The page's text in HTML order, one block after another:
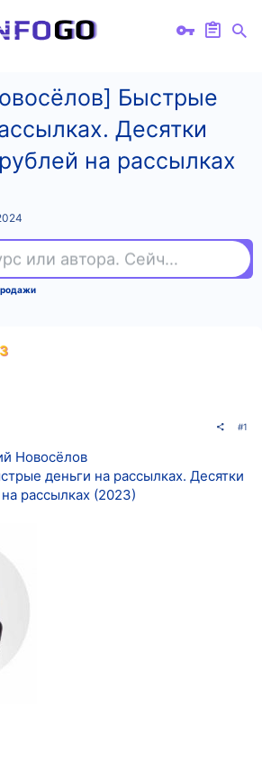
Быстрые
Десятки
на рассылках
Найдите курс или автора. Сейчас ищут
#1
Новосёлов
деньги на рассылках. Десятки
рассылках (2023)